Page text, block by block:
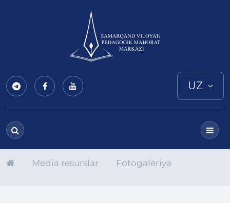
UZ
Media resurslar Fotogaleriya